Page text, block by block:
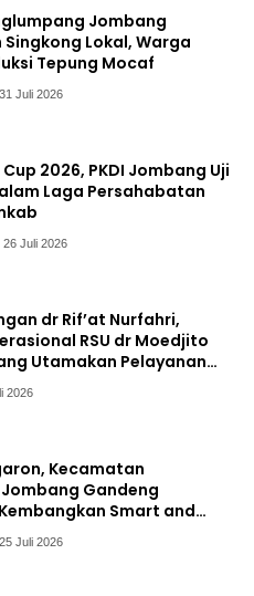
Jombang
Lokal, Warga
Tepung Mocaf
31 Juli 2026
2026, PKDI Jombang Uji
Laga Persahabatan
26 Juli 2026
dr Rif’at Nurfahri,
RSU dr Moedjito
Utamakan Pelayanan
2026
Kecamatan
Gandeng
Smart and
Ini Tujuannya
25 Juli 2026